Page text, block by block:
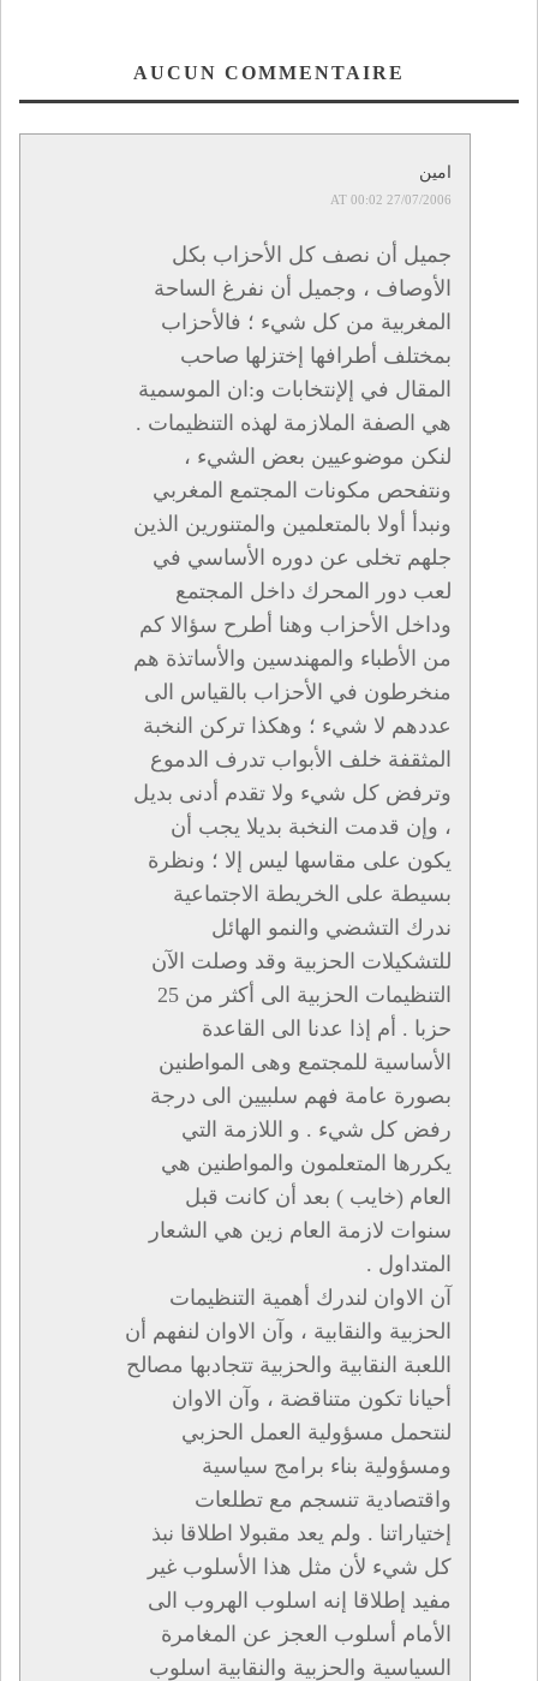
AUCUN COMMENTAIRE
امين
27/07/2006 AT 00:02
جميل أن نصف كل الأحزاب بكل
الأوصاف ، وجميل أن نفرغ الساحة
المغربية من كل شيء ؛ فالأحزاب
بمختلف أطرافها إختزلها صاحب
المقال في إلإنتخابات و:ان الموسمية
هي الصفة الملازمة لهذه التنظيمات .
لنكن موضوعيين بعض الشيء ،
ونتفحص مكونات المجتمع المغربي
ونبدأ أولا بالمتعلمين والمتنورين الذين
جلهم تخلى عن دوره الأساسي في
لعب دور المحرك داخل المجتمع
وداخل الأحزاب وهنا أطرح سؤالا كم
من الأطباء والمهندسين والأساتذة هم
منخرطون في الأحزاب بالقياس الى
عددهم لا شيء ؛ وهكذا تركن النخبة
المثقفة خلف الأبواب تدرف الدموع
وترفض كل شيء ولا تقدم أدنى بديل
، وإن قدمت النخبة بديلا يجب أن
يكون على مقاسها ليس إلا ؛ ونظرة
بسيطة على الخريطة الاجتماعية
ندرك التشضي والنمو الهائل
للتشكيلات الحزبية وقد وصلت الآن
التنظيمات الحزبية الى أكثر من 25
حزبا . أم إذا عدنا الى القاعدة
الأساسية للمجتمع وهى المواطنين
بصورة عامة فهم سلبيين الى درجة
رفض كل شيء . و اللازمة التي
يكررها المتعلمون والمواطنين هي
العام (خايب ) بعد أن كانت قبل
سنوات لازمة العام زين هي الشعار
المتداول .
آن الاوان لندرك أهمية التنظيمات
الحزبية والنقابية ، وآن الاوان لنفهم أن
اللعبة النقابية والحزبية تتجادبها مصالح
أحيانا تكون متناقضة ، وآن الاوان
لنتحمل مسؤولية العمل الحزبي
ومسؤولية بناء برامج سياسية
واقتصادية تنسجم مع تطلعات
إختياراتنا . ولم يعد مقبولا اطلاقا نبذ
كل شيء لأن مثل هذا الأسلوب غير
مفيد إطلاقا إنه اسلوب الهروب الى
الأمام أسلوب العجز عن المغامرة
السياسية والحزبية والنقابية اسلوب